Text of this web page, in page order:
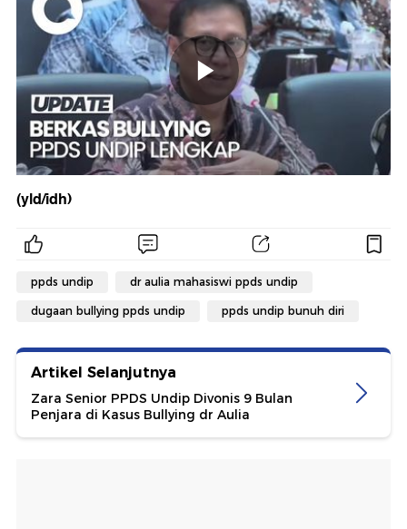
(yld/idh)
ppds undip dr aulia mahasiswi ppds undip
dugaan bullying ppds undip ppds undip bunuh diri
Artikel Selanjutnya
Zara Senior PPDS Undip Divonis 9 Bulan
Penjara di Kasus Bullying dr Aulia